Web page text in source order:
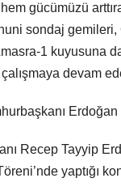
gücümüzü
sondaj gemileri,
1 kuyusuna
devam
Erdoğan
Recep Tayyip
yaptığı